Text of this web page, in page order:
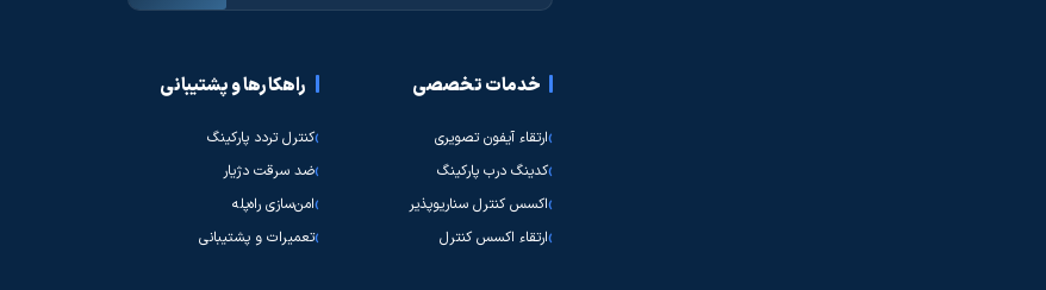
خدمات تخصصی
ارتقاء آیفون تصویری
کدینگ درب پارکینگ
اکسس کنترل سناریوپذیر
ارتقاء اکسس کنترل
راهکارها و پشتیبانی
کنترل تردد پارکینگ
ضد سرقت دژیار
امن‌سازی راه‌پله
تعمیرات و پشتیبانی